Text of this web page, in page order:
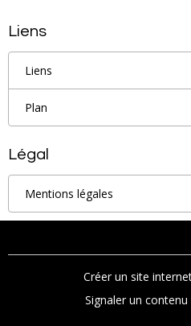
Liens
Liens
Plan
Légal
Mentions légales
Créer un site
Signaler un